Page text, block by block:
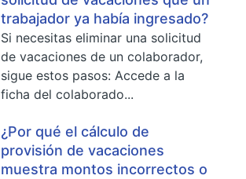
trabajador ya había ingresado?
Si necesitas eliminar una solicitud
de vacaciones de un colaborador,
sigue estos pasos: Accede a la
ficha del colaborado...
¿Por qué el cálculo de
provisión de vacaciones
muestra montos incorrectos o